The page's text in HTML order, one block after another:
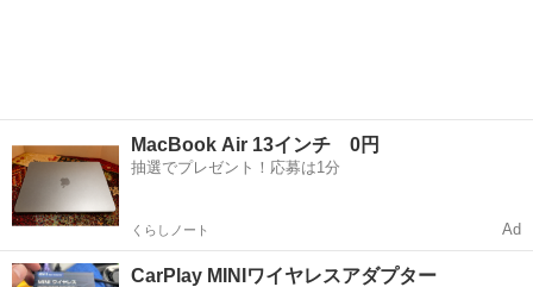
MacBook Air 13インチ 0円
抽選でプレゼント！応募は1分
くらしノート Ad
CarPlay MINIワイヤレスアダプター